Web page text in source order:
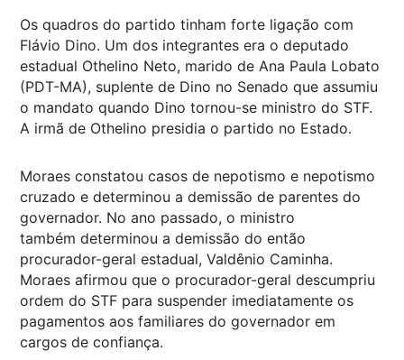
Os quadros do partido tinham forte ligação com
Flávio Dino. Um dos integrantes era o deputado
estadual Othelino Neto, marido de Ana Paula Lobato
(PDT-MA), suplente de Dino no Senado que assumiu
o mandato quando Dino tornou-se ministro do STF.
A irmã de Othelino presidia o partido no Estado.
Moraes constatou casos de nepotismo e nepotismo
cruzado e determinou a demissão de parentes do
governador. No ano passado, o ministro
também determinou a demissão do então
procurador-geral estadual, Valdênio Caminha.
Moraes afirmou que o procurador-geral descumpriu
ordem do STF para suspender imediatamente os
pagamentos aos familiares do governador em
cargos de confiança.